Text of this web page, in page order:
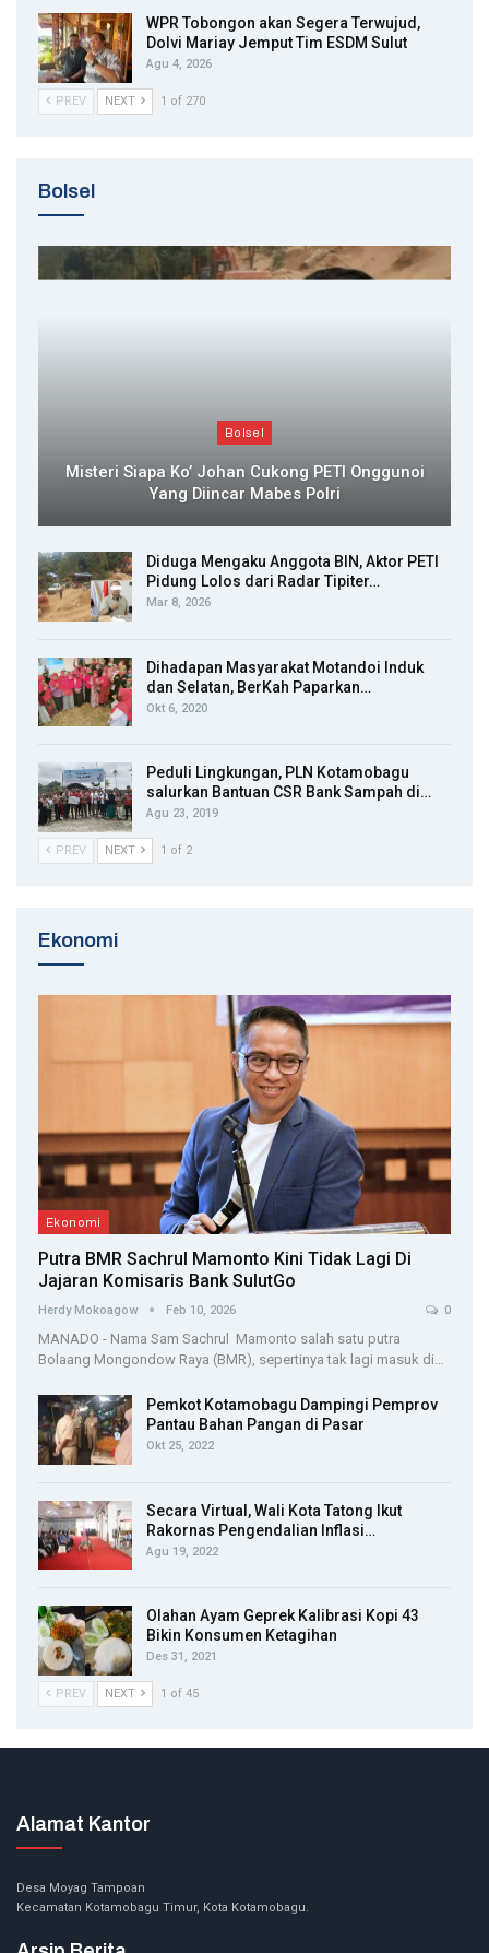
WPR Tobongon akan Segera Terwujud,
Dolvi Mariay Jemput Tim ESDM Sulut
Agu 4, 2026
PREV NEXT 1 of 270
Bolsel
Bolsel
Misteri Siapa Ko’ Johan Cukong PETI Onggunoi
Yang Diincar Mabes Polri
Diduga Mengaku Anggota BIN, Aktor PETI
Pidung Lolos dari Radar Tipiter…
Mar 8, 2026
Dihadapan Masyarakat Motandoi Induk
dan Selatan, BerKah Paparkan…
Okt 6, 2020
Peduli Lingkungan, PLN Kotamobagu
salurkan Bantuan CSR Bank Sampah di…
Agu 23, 2019
PREV NEXT 1 of 2
Ekonomi
Ekonomi
Putra BMR Sachrul Mamonto Kini Tidak Lagi Di
Jajaran Komisaris Bank SulutGo
Herdy Mokoagow Feb 10, 2026 0
MANADO - Nama Sam Sachrul Mamonto salah satu putra
Bolaang Mongondow Raya (BMR), sepertinya tak lagi masuk di…
Pemkot Kotamobagu Dampingi Pemprov
Pantau Bahan Pangan di Pasar
Okt 25, 2022
Secara Virtual, Wali Kota Tatong Ikut
Rakornas Pengendalian Inflasi…
Agu 19, 2022
Olahan Ayam Geprek Kalibrasi Kopi 43
Bikin Konsumen Ketagihan
Des 31, 2021
PREV NEXT 1 of 45
Alamat Kantor
Desa Moyag Tampoan
Kecamatan Kotamobagu Timur, Kota Kotamobagu.